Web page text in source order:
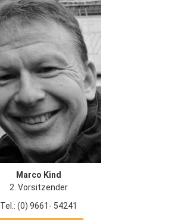
Marco Kind
2. Vorsitzender
Tel.: (0) 9661- 54241